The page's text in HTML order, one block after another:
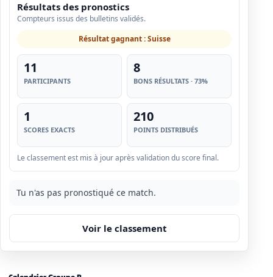
Résultats des pronostics
Compteurs issus des bulletins validés.
Résultat gagnant : Suisse
11
PARTICIPANTS
8
BONS RÉSULTATS · 73%
1
SCORES EXACTS
210
POINTS DISTRIBUÉS
Le classement est mis à jour après validation du score final.
Tu n'as pas pronostiqué ce match.
Voir le classement